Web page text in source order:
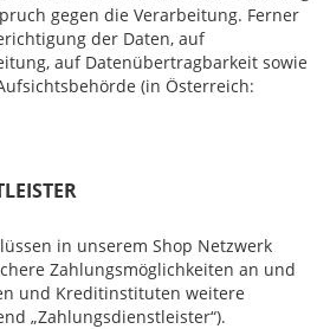
gegen die Verarbeitung. Ferner
der Daten, auf
auf Datenübertragbarkeit sowie
(in Österreich:
in unserem Shop Netzwerk
Zahlungsmöglichkeiten an und
und Kreditinstituten weitere
„Zahlungsdienstleister“).